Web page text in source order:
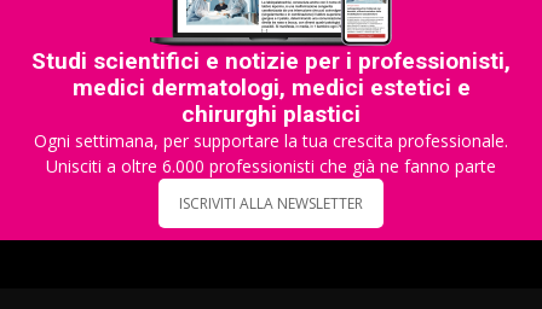
Studi scientifici e notizie per i professionisti,
medici dermatologi, medici estetici e
chirurghi plastici
Ogni settimana, per supportare la tua crescita professionale.
Unisciti a oltre 6.000 professionisti che già ne fanno parte
ISCRIVITI ALLA NEWSLETTER